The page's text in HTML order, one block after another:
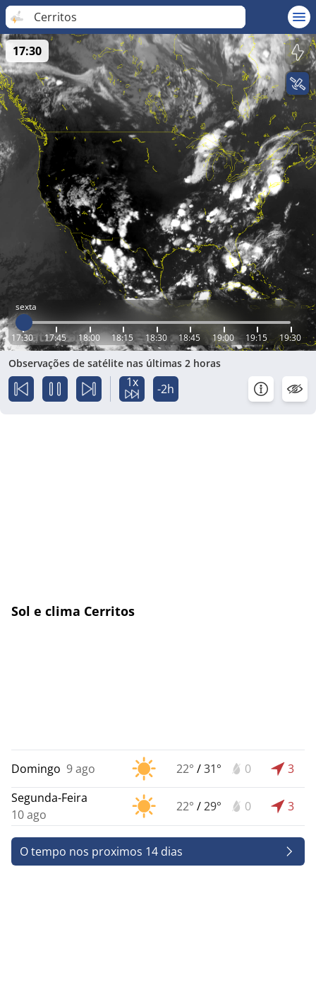
Cerritos
sexta
17:30 17:45 18:00 18:15 18:30 18:45 19:00 19:15 19:30
17:30
Observações de satélite nas últimas 2 horas
1x -2h
Sol e clima Cerritos
Domingo 9 ago 22° /31° 0
3
Segunda-Feira
10 ago
22° /29° 0 3
O tempo nos proximos 14 dias